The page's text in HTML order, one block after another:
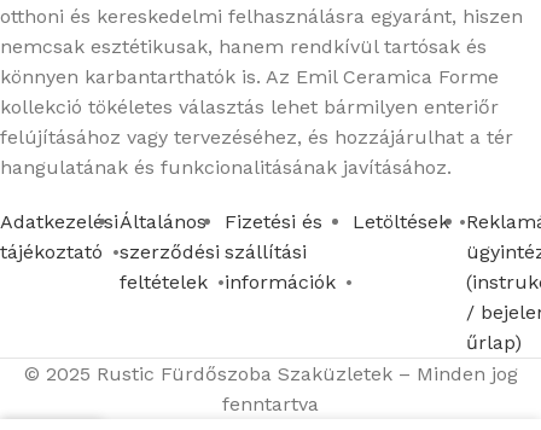
otthoni és kereskedelmi felhasználásra egyaránt, hiszen
nemcsak esztétikusak, hanem rendkívül tartósak és
könnyen karbantarthatók is. Az Emil Ceramica Forme
kollekció tökéletes választás lehet bármilyen enteriőr
felújításához vagy tervezéséhez, és hozzájárulhat a tér
hangulatának és funkcionalitásának javításához.
Adatkezelési
tájékoztató
Általános
szerződési
feltételek
Fizetési és
szállítási
információk
Letöltések
/
űrlap)
© 2025 Rustic Fürdőszoba Szaküzletek – Minden jog
fenntartva